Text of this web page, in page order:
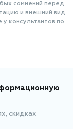
сомнений перед
и внешний вид
консультантов по
скидках